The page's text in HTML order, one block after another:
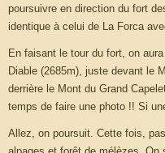
poursuivre en direction du fort
identique à celui de La Forca
En faisant le tour du fort, on
Diable (2685m), juste devant le
derrière le Mont du Grand
temps de faire une photo !! Si
Allez, on poursuit. Cette fois,